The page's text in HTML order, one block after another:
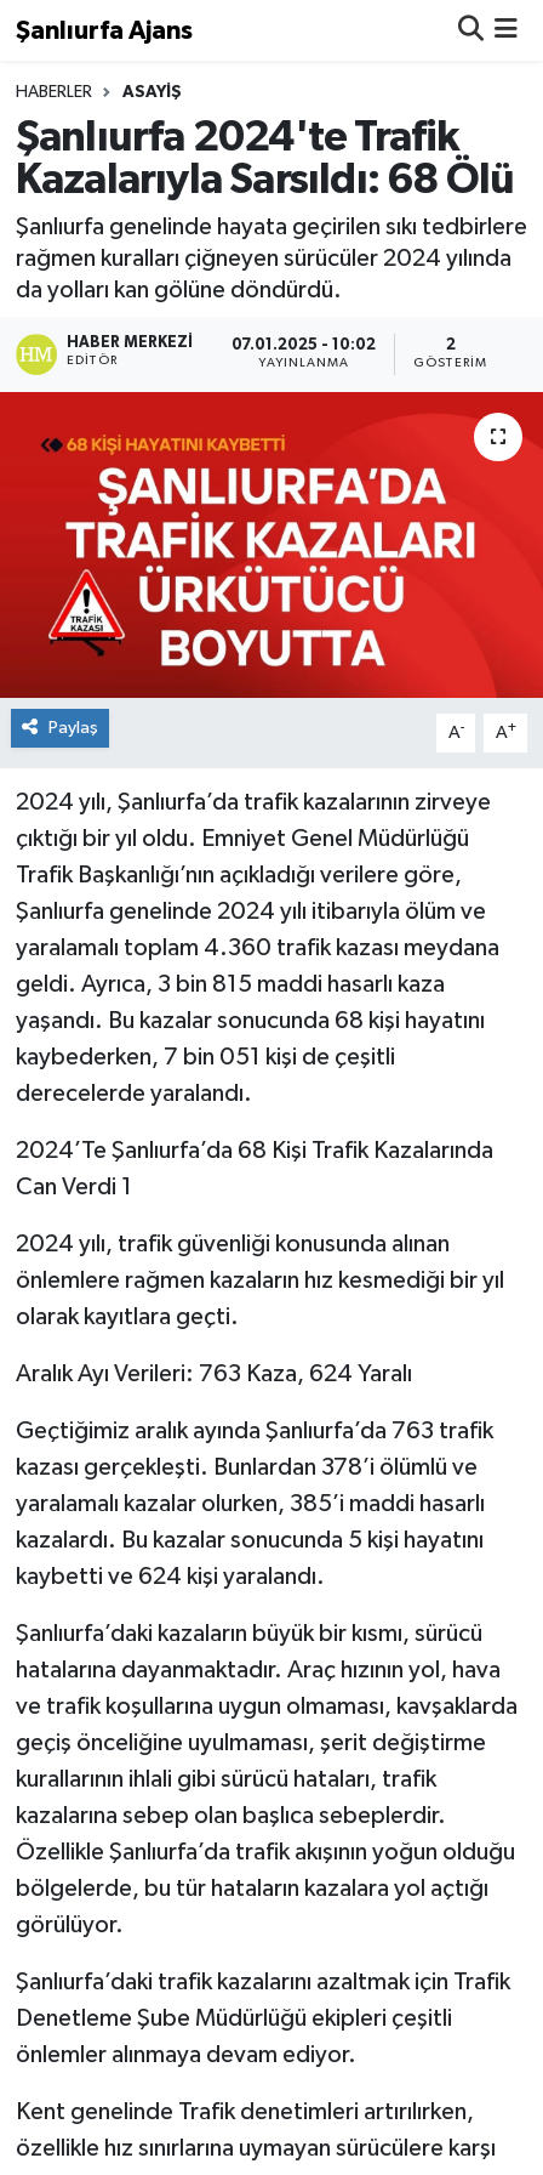
Şanlıurfa Ajans
HABERLER ASAYIŞ
Şanlıurfa 2024'te Trafik
Kazalarıyla Sarsıldı: 68 Ölü
Şanlıurfa genelinde hayata geçirilen sıkı tedbirlere
rağmen kuralları çiğneyen sürücüler 2024 yılında
da yolları kan gölüne döndürdü.
HABER MERKEZI
EDITÖR
07.01.2025 - 10:02
YAYINLANMA
2
GÖSTERIM
Paylaş A- A+
2024 yılı, Şanlıurfa’da trafik kazalarının zirveye
çıktığı bir yıl oldu. Emniyet Genel Müdürlüğü
Trafik Başkanlığı’nın açıkladığı verilere göre,
Şanlıurfa genelinde 2024 yılı itibarıyla ölüm ve
yaralamalı toplam 4.360 trafik kazası meydana
geldi. Ayrıca, 3 bin 815 maddi hasarlı kaza
yaşandı. Bu kazalar sonucunda 68 kişi hayatını
kaybederken, 7 bin 051 kişi de çeşitli
derecelerde yaralandı.
2024’Te Şanlıurfa’da 68 Kişi Trafik Kazalarında
Can Verdi 1
2024 yılı, trafik güvenliği konusunda alınan
önlemlere rağmen kazaların hız kesmediği bir yıl
olarak kayıtlara geçti.
Aralık Ayı Verileri: 763 Kaza, 624 Yaralı
Geçtiğimiz aralık ayında Şanlıurfa’da 763 trafik
kazası gerçekleşti. Bunlardan 378’i ölümlü ve
yaralamalı kazalar olurken, 385’i maddi hasarlı
kazalardı. Bu kazalar sonucunda 5 kişi hayatını
kaybetti ve 624 kişi yaralandı.
Şanlıurfa’daki kazaların büyük bir kısmı, sürücü
hatalarına dayanmaktadır. Araç hızının yol, hava
ve trafik koşullarına uygun olmaması, kavşaklarda
geçiş önceliğine uyulmaması, şerit değiştirme
kurallarının ihlali gibi sürücü hataları, trafik
kazalarına sebep olan başlıca sebeplerdir.
Özellikle Şanlıurfa’da trafik akışının yoğun olduğu
bölgelerde, bu tür hataların kazalara yol açtığı
görülüyor.
Şanlıurfa’daki trafik kazalarını azaltmak için Trafik
Denetleme Şube Müdürlüğü ekipleri çeşitli
önlemler alınmaya devam ediyor.
Kent genelinde Trafik denetimleri artırılırken,
özellikle hız sınırlarına uymayan sürücülere karşı
Nöbetçi Eczaneler
Hava Durumu
Namaz Vakitleri
Trafik Durumu
Süper Lig Puan Durumu ve Fikstür
Son Dakika Haberleri
Haber Arşivi